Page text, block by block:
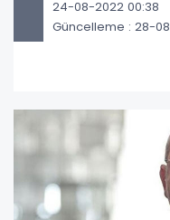
24-08-2022 00:38
Güncelleme : 28-